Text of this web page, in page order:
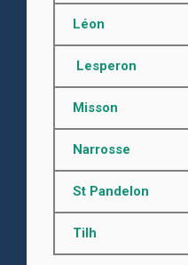
Léon
Lesperon
Misson
Narrosse
St Pandelon
Tilh